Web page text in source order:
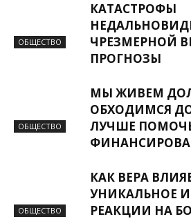
ОБЩЕСТВО
КАТАСТРОФЫ
ЧРЕЗМЕРНОЙ
ПРОГНОЗЫ
ОБЩЕСТВО
МЫ ЖИВЕМ
ОБХОДИМСЯ
ЛУЧШЕ
ОБЩЕСТВО
КАК ВЕРА
УНИКАЛЬНОЕ
РЕАКЦИИ НА